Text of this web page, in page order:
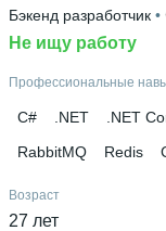
Дополнительное
Skillbox •
Бэкенд разработчик •
Не ищу работу
Профессиональные
C# .NET .NET
RabbitMQ
Redis
Возраст
27 лет